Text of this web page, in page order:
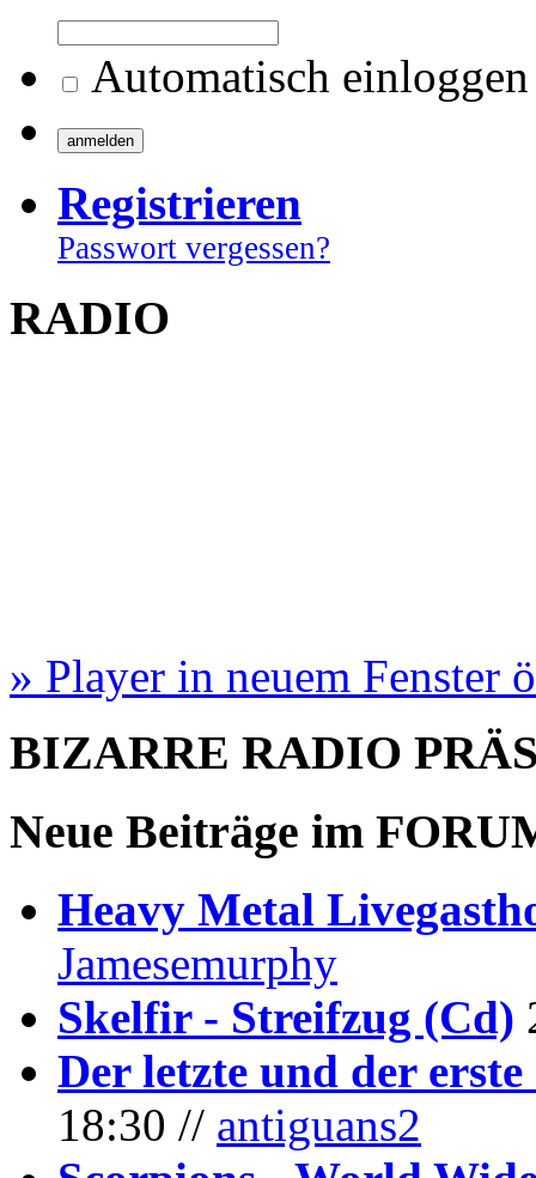
Automatisch einloggen
Registrieren
Passwort vergessen?
RADIO
» Player in neuem Fenster
BIZARRE RADIO
Neue Beiträge im
Heavy Metal
Jamesemurphy
Skelfir - Streifzug (Cd)
Der letzte und der erste
18:30 // antiguans2